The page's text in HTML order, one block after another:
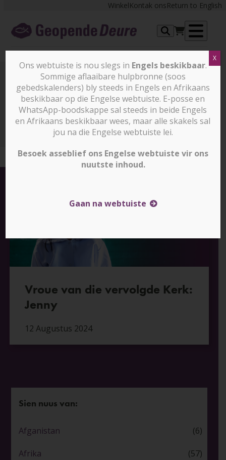
content
WinkelKontak onsReturn to English
opvoeding
opvoeding
Vroue van die vervolgde Kerk:
Jenny
12 Augustus 2024
Sien nuus van:
Afganistan (6)
Afrika (57)
Ons webtuiste is nou slegs in Engels beskikbaar.
Sommige aflaaibare hulpbronne (soos
gebedskalenders) bly steeds in Engels en Afrikaans
beskikbaar op die Engelse webtuiste. E-posse en
WhatsApp-boodskappe sal steeds in beide Engels
en Afrikaans beskikbaar wees, maar alle skakels sal
jou na die Engelse webtuiste lei.
Besoek asseblief ons Engelse webtuiste vir ons
nuutste inhoud.
Gaan na webtuiste
X